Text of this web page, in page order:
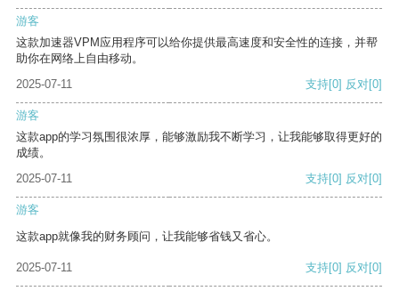
游客
这款加速器VPM应用程序可以给你提供最高速度和安全性的连接，并帮
助你在网络上自由移动。
2025-07-11
支持[0] 反对[0]
游客
这款app的学习氛围很浓厚，能够激励我不断学习，让我能够取得更好的
成绩。
2025-07-11
支持[0] 反对[0]
游客
这款app就像我的财务顾问，让我能够省钱又省心。
2025-07-11 支持[0] 反对[0]